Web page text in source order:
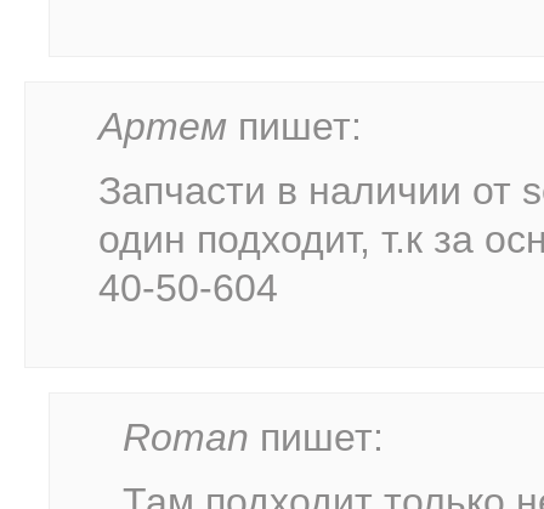
Артем пишет:
Запчасти в наличии от
один подходит, т.к за
40-50-604
Roman пишет: